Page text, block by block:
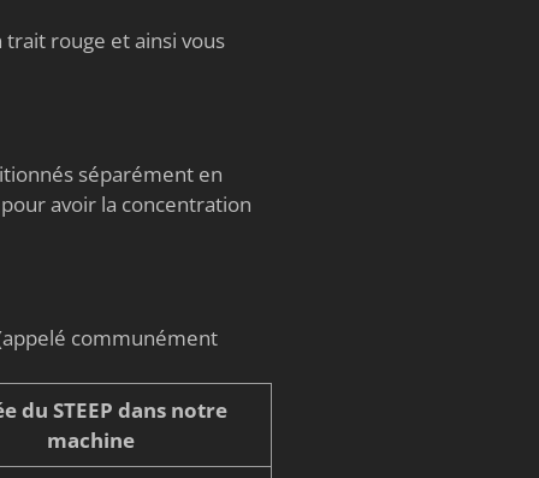
rouge et ainsi vous
séparément en
avoir la concentration
communément
du STEEP dans notre
machine